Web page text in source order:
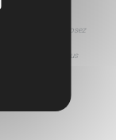
vous disposez
des données vous